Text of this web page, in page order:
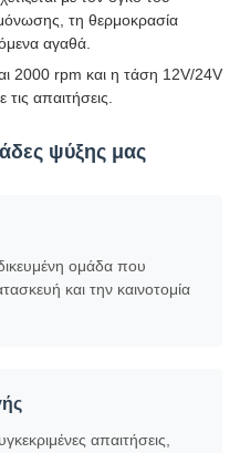
τη θερμοκρασία
αγαθά.
2000 rpm και η τάση 12V/24V
απαιτήσεις.
ψύξης μας
ομάδα που
και την καινοτομία
απαιτήσεις,